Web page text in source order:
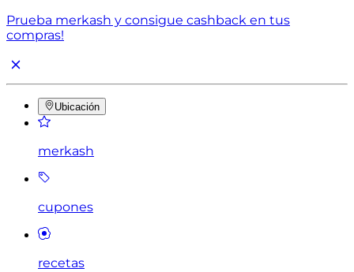
Prueba merkash y consigue cashback en tus
compras!
Ubicación
merkash
cupones
recetas